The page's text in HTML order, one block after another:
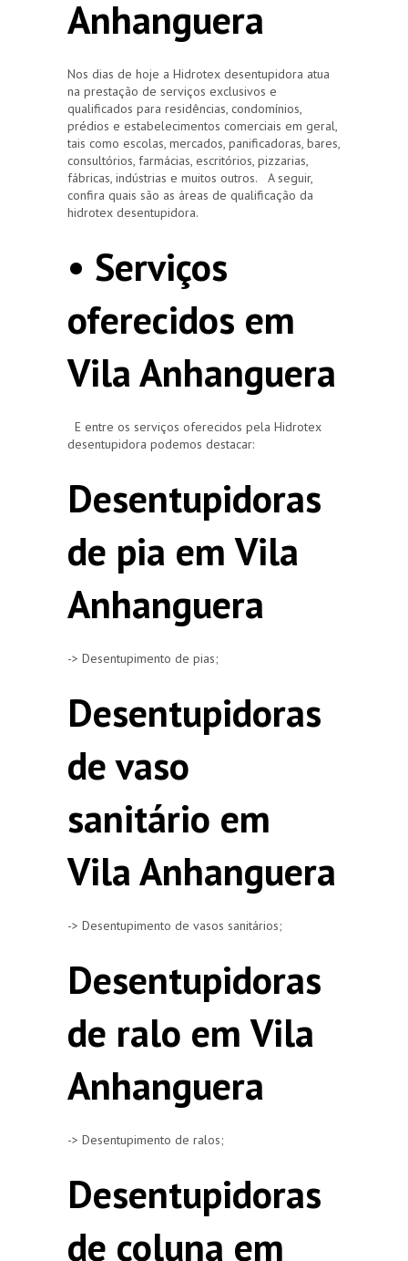
Anhanguera
Nos dias de hoje a Hidrotex desentupidora atua
na prestação de serviços exclusivos e
qualificados para residências, condomínios,
prédios e estabelecimentos comerciais em geral,
tais como escolas, mercados, panificadoras, bares,
consultórios, farmácias, escritórios, pizzarias,
fábricas, indústrias e muitos outros. A seguir,
confira quais são as áreas de qualificação da
hidrotex desentupidora.
• Serviços
oferecidos em
Vila Anhanguera
E entre os serviços oferecidos pela Hidrotex
desentupidora podemos destacar:
Desentupidoras
de pia em Vila
Anhanguera
-> Desentupimento de pias;
Desentupidoras
de vaso
sanitário em
Vila Anhanguera
-> Desentupimento de vasos sanitários;
Desentupidoras
de ralo em Vila
Anhanguera
-> Desentupimento de ralos;
Desentupidoras
de coluna em